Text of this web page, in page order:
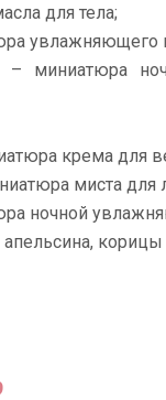
для тела;
увлажняющего
миниатюра
крема для
миста для
ночной